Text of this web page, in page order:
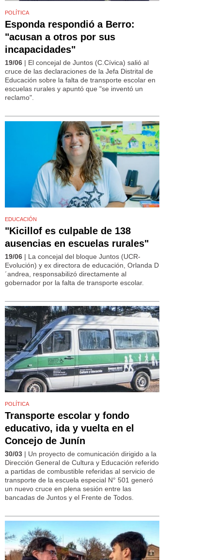
POLÍTICA
Esponda respondió a Berro:
"acusan a otros por sus
incapacidades"
19/06 | El concejal de Juntos (C.Cívica) salió al
cruce de las declaraciones de la Jefa Distrital de
Educación sobre la falta de transporte escolar en
escuelas rurales y apuntó que "se inventó un
reclamo".
EDUCACIÓN
"Kicillof es culpable de 138
ausencias en escuelas rurales"
19/06 | La concejal del bloque Juntos (UCR-
Evolución) y ex directora de educación, Orlanda D
´andrea, responsabilizó directamente al
gobernador por la falta de transporte escolar.
POLÍTICA
Transporte escolar y fondo
educativo, ida y vuelta en el
Concejo de Junín
30/03 | Un proyecto de comunicación dirigido a la
Dirección General de Cultura y Educación referido
a partidas de combustible referidas al servicio de
transporte de la escuela especial N° 501 generó
un nuevo cruce en plena sesión entre las
bancadas de Juntos y el Frente de Todos.